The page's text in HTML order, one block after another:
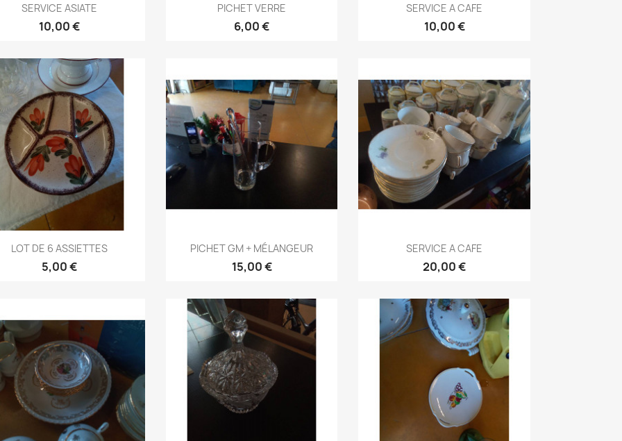
Aperçu rapide
SERVICE ASIATE
10,00 €
Aperçu rapide
PICHET VERRE
6,00 €
Aperçu rapide
SERVICE A CAFE
10,00 €
Aperçu rapide
LOT DE 6 ASSIETTES
5,00 €
Aperçu rapide
PICHET GM + MÉLANGEUR
15,00 €
Aperçu rapide
SERVICE A CAFE
20,00 €